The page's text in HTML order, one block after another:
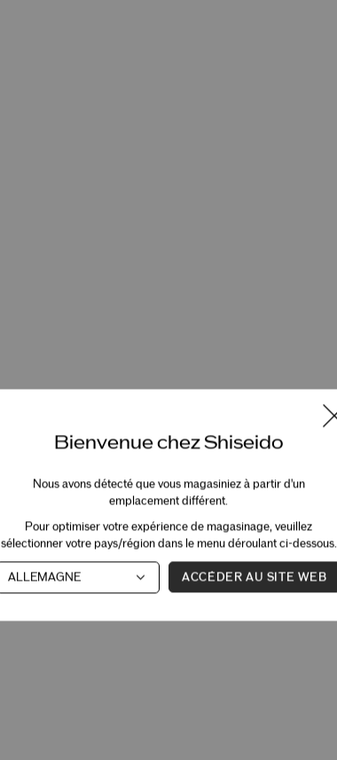
Bienvenue chez Shiseido
Nous avons détecté que vous magasiniez à partir d'un
emplacement différent.
Pour optimiser votre expérience de magasinage, veuillez
sélectionner votre pays/région dans le menu déroulant ci-dessous.
ACCÉDER AU SITE WEB